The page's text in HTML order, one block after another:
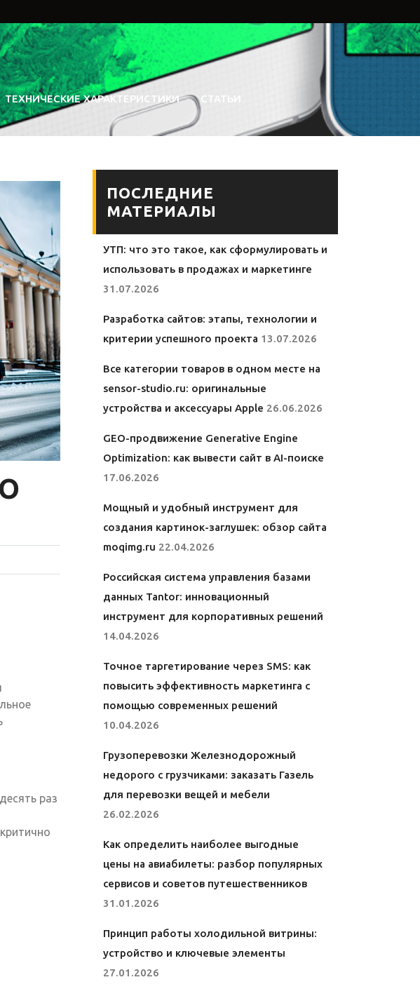
ТЕХНИЧЕСКИЕ ХАРАКТЕРИСТИКИ СТАТЬИ
раз
ПОСЛЕДНИЕ
МАТЕРИАЛЫ
УТП: что это такое, как сформулировать и
использовать в продажах и маркетинге
31.07.2026
Разработка сайтов: этапы, технологии и
критерии успешного проекта 13.07.2026
Все категории товаров в одном месте на
sensor-studio.ru: оригинальные
устройства и аксессуары Apple 26.06.2026
GEO-продвижение Generative Engine
Optimization: как вывести сайт в AI-поиске
17.06.2026
Мощный и удобный инструмент для
создания картинок-заглушек: обзор сайта
moqimg.ru 22.04.2026
Российская система управления базами
данных Tantor: инновационный
инструмент для корпоративных решений
14.04.2026
Точное таргетирование через SMS: как
повысить эффективность маркетинга с
помощью современных решений
10.04.2026
Грузоперевозки Железнодорожный
недорого с грузчиками: заказать Газель
для перевозки вещей и мебели
26.02.2026
Как определить наиболее выгодные
цены на авиабилеты: разбор популярных
сервисов и советов путешественников
31.01.2026
Принцип работы холодильной витрины:
устройство и ключевые элементы
27.01.2026